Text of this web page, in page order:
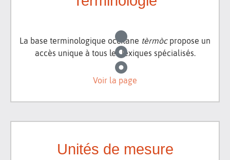
La base terminologique occitane tèrmòc propose un
accès unique à tous les lexiques spécialisés.
Voir la page
Unités de mesure